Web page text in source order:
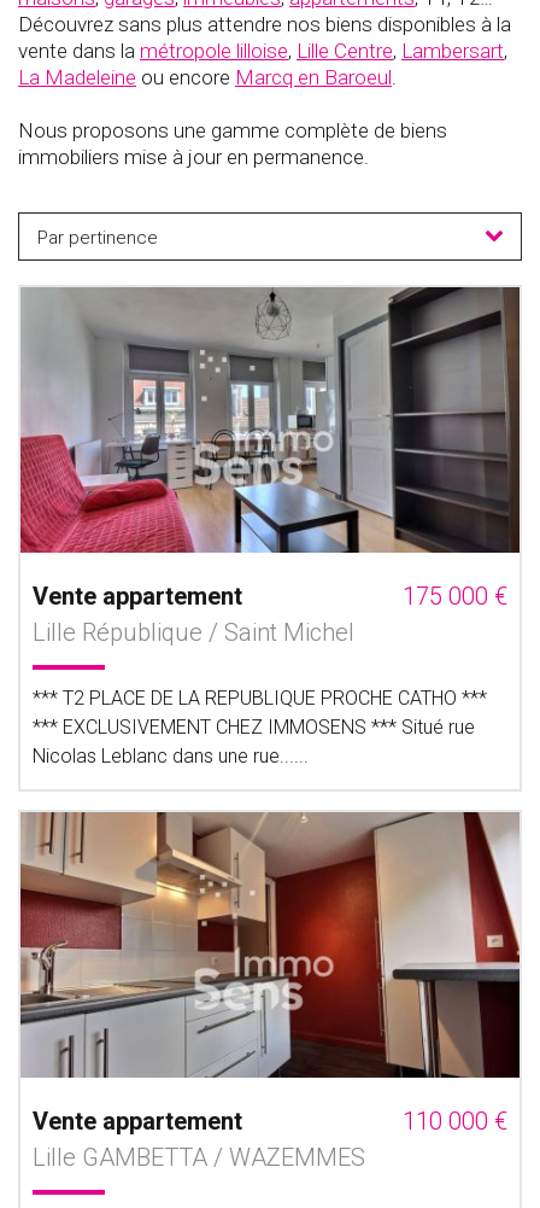
Découvrez sans plus attendre nos biens disponibles à la
vente dans la métropole lilloise, Lille Centre, Lambersart,
La Madeleine ou encore Marcq en Baroeul.
Nous proposons une gamme complète de biens
immobiliers mise à jour en permanence.
Par pertinence
Vente appartement
175 000 €
Lille République / Saint Michel
*** T2 PLACE DE LA REPUBLIQUE PROCHE CATHO ***
*** EXCLUSIVEMENT CHEZ IMMOSENS *** Situé rue
Nicolas Leblanc dans une rue......
Vente appartement
110 000 €
Lille GAMBETTA / WAZEMMES